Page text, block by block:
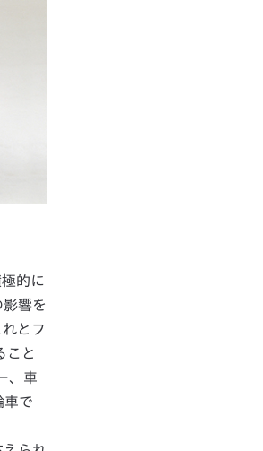
的に
響を
とフ
こと
、車
車で